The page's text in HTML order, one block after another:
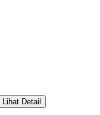
Lihat Detail